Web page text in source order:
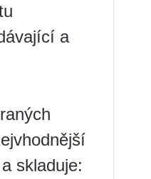
a
skladuje: